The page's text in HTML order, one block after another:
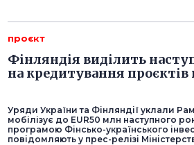
проєкт
Фінляндія виділить
на кредитування проєктів
Уряди України та Фінляндії уклали
мобілізує до EUR50 млн наступного
програмою Фінсько-українського
повідомляють у прес-релізі